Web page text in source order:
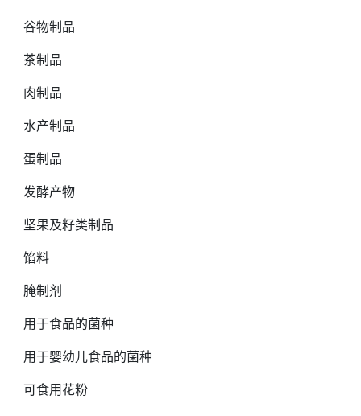
谷物制品
茶制品
肉制品
水产制品
蛋制品
发酵产物
坚果及籽类制品
馅料
腌制剂
用于食品的菌种
用于婴幼儿食品的菌种
可食用花粉